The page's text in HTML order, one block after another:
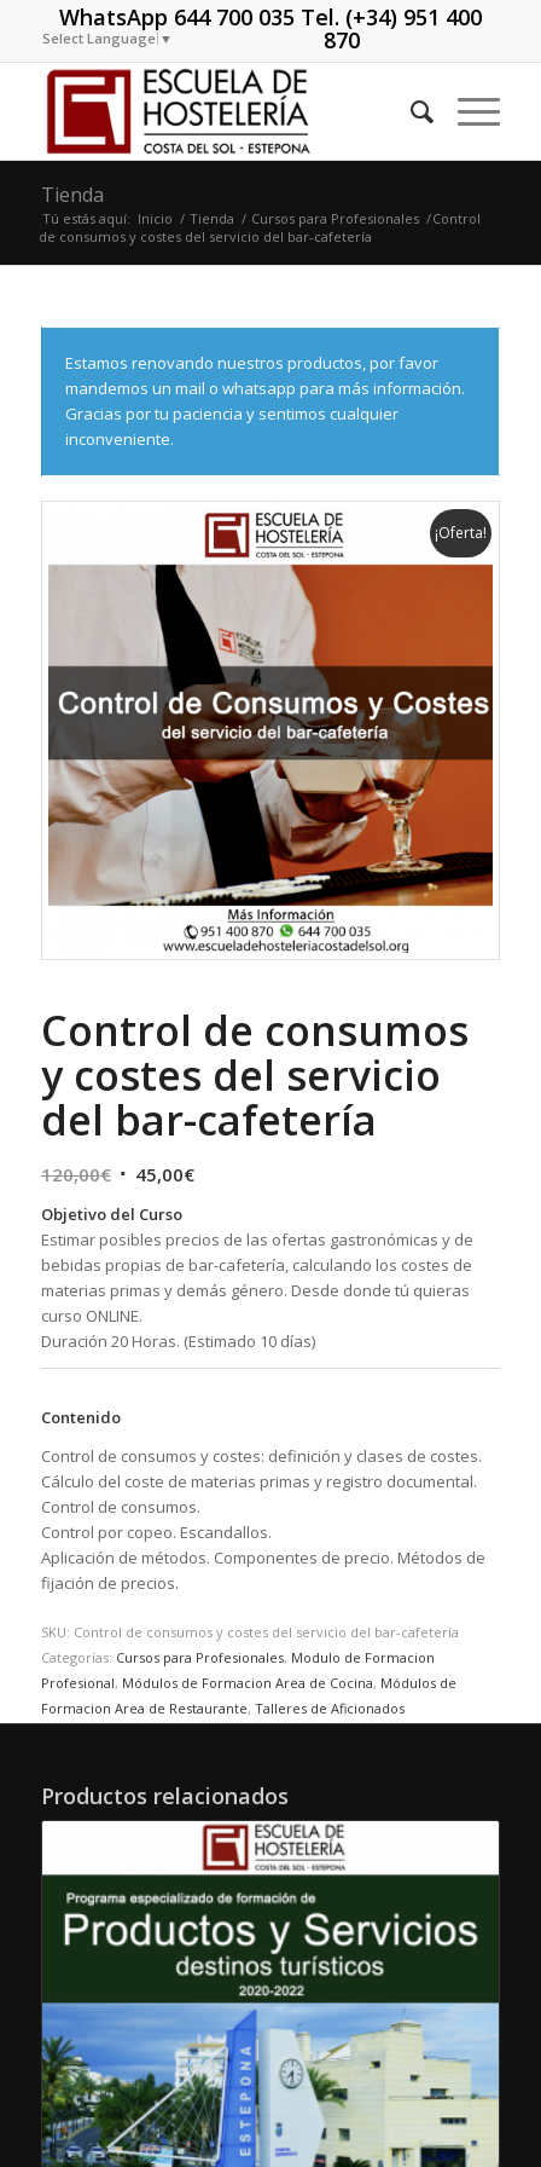
WhatsApp 644 700 035 Tel. (+34) 951 400
870
Select Language ▼
Tienda
Tú estás aquí: Inicio / Tienda / Cursos para Profesionales /Control
de consumos y costes del servicio del bar-cafetería
Estamos renovando nuestros productos, por favor
mandemos un mail o whatsapp para más información.
Gracias por tu paciencia y sentimos cualquier
inconveniente.
¡Oferta!
Control de consumos
y costes del servicio
del bar-cafetería
120,00€ El
precio
original
era:
120,00€.
45,00€El
actual
es:
45,00€.
Objetivo del Curso
Estimar posibles precios de las ofertas gastronómicas y de
bebidas propias de bar-cafetería, calculando los costes de
materias primas y demás género. Desde donde tú quieras
curso ONLINE.
Duración 20 Horas. (Estimado 10 días)
Contenido
Control de consumos y costes: definición y clases de costes.
Cálculo del coste de materias primas y registro documental.
Control de consumos.
Control por copeo. Escandallos.
Aplicación de métodos. Componentes de precio. Métodos de
fijación de precios.
SKU: Control de consumos y costes del servicio del bar-cafetería
Categorías: Cursos para Profesionales, Modulo de Formacion
Profesional, Módulos de Formacion Area de Cocina, Módulos de
Formacion Area de Restaurante, Talleres de Aficionados
Productos relacionados